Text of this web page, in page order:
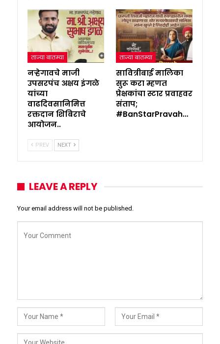
ताज्या बातम्या
नऱ्हेगावचे माजी
उपसरपंच अक्षय इंगळे
यांच्या
वाढदिवसानिमित्त
रक्तदान शिबिराचे
आयोजन..
ताज्या बातम्या
सावित्रीबाई मालिका
सुरू करा म्हणत
प्रेक्षकांचा स्टार प्रवाहवर
संताप;
#BanStarPravah…
PREV NEXT
LEAVE A REPLY
Your email address will not be published.